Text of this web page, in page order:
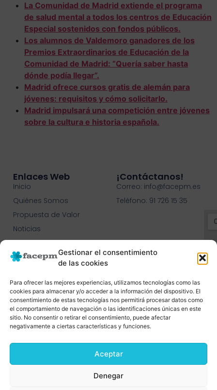
Gestionar el consentimiento
de las cookies
Para ofrecer las mejores experiencias, utilizamos tecnologías como las
cookies para almacenar y/o acceder a la información del dispositivo. El
consentimiento de estas tecnologías nos permitirá procesar datos como
el comportamiento de navegación o las identificaciones únicas en este
sitio. No consentir o retirar el consentimiento, puede afectar
negativamente a ciertas características y funciones.
Aceptar
Denegar
La Comunidad de Madrid extiende el programa
de salud mental a todos los centros de Educación
Especial sostenidos con fondos públicos.
Los alumnos de Valdemoro ganadores de los
Premios Extraordinarios de Educación de la
Comunidad de Madrid: “Quería saber hasta
dónde podía llegar”.
Madrid ofrece cursos gratis de alemán para
jóvenes: requisitos y cómo solicitarlo.
Madrid impulsará una competición entre jóvenes
sobre la cultura e historia española.
Enlaces Web
Inicio
Quiénes Somos
Propuesta de Valor
Noticias
Contacto
C.O.N.C.E.E.
¡contáctanos!
Correo: info@facepm.es
Teléfono: 91 726 15 35